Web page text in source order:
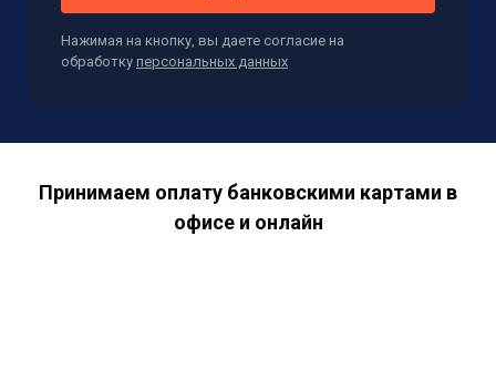
Нажимая на кнопку, вы даете согласие на
обработку персональных данных
Принимаем оплату банковскими картами в
офисе и онлайн